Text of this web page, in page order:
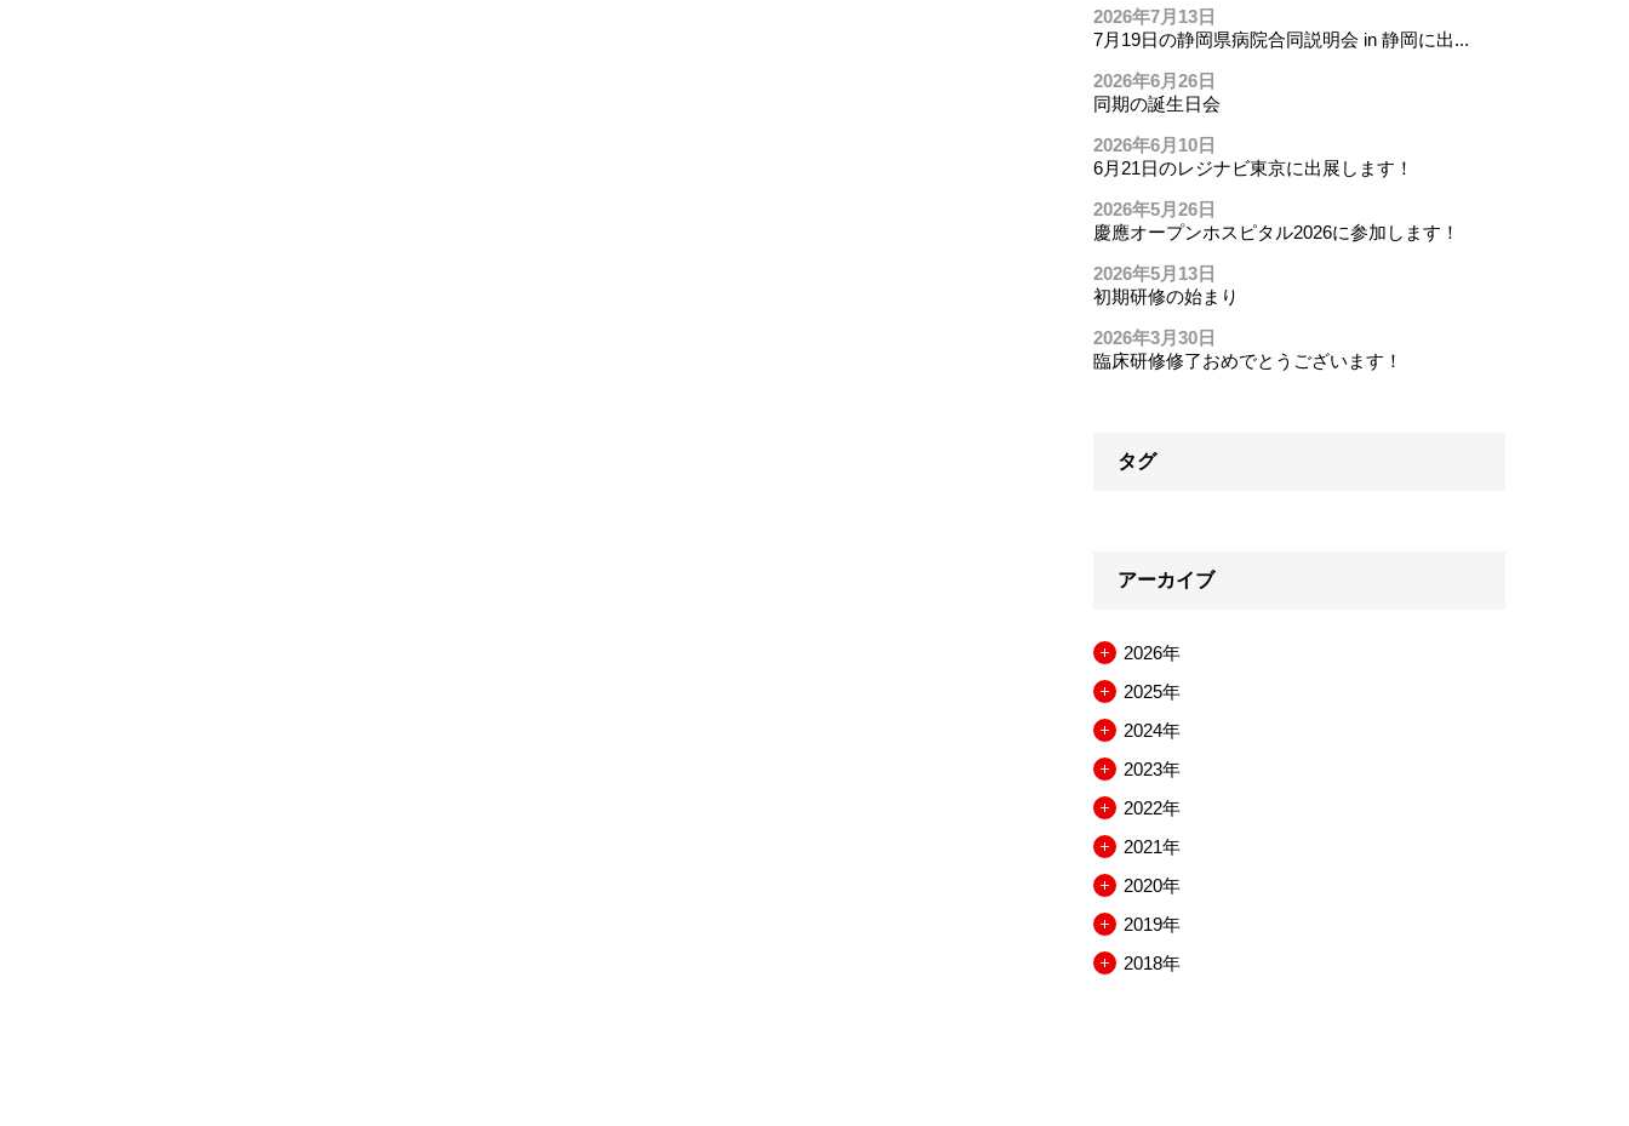
2026年7月13日
7月19日の静岡県病院合同説明会 in 静岡に出...
2026年6月26日
同期の誕生日会
2026年6月10日
6月21日のレジナビ東京に出展します！
2026年5月26日
慶應オープンホスピタル2026に参加します！
2026年5月13日
初期研修の始まり
2026年3月30日
臨床研修修了おめでとうございます！
タグ
アーカイブ
2026年
メ
ー
を
開
閉
2025年
メ
ー
を
開
閉
2024年
メ
ー
を
開
閉
2023年
メ
ー
を
開
2022年
メ
ー
を
2021年
メ
ー
2020年
メ
2019年
メ
2018年